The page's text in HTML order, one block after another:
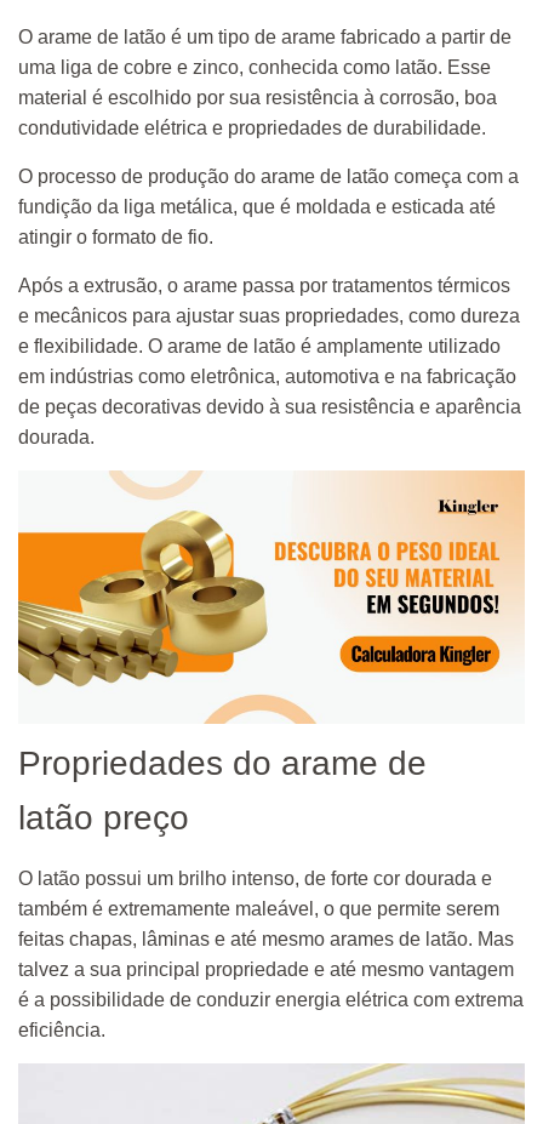
O arame de latão é um tipo de arame fabricado a partir de
uma liga de cobre e zinco, conhecida como latão. Esse
material é escolhido por sua resistência à corrosão, boa
condutividade elétrica e propriedades de durabilidade.
O processo de produção do arame de latão começa com a
fundição da liga metálica, que é moldada e esticada até
atingir o formato de fio.
Após a extrusão, o arame passa por tratamentos térmicos
e mecânicos para ajustar suas propriedades, como dureza
e flexibilidade. O arame de latão é amplamente utilizado
em indústrias como eletrônica, automotiva e na fabricação
de peças decorativas devido à sua resistência e aparência
dourada.
Propriedades do arame de
latão preço
O latão possui um brilho intenso, de forte cor dourada e
também é extremamente maleável, o que permite serem
feitas chapas, lâminas e até mesmo arames de latão. Mas
talvez a sua principal propriedade e até mesmo vantagem
é a possibilidade de conduzir energia elétrica com extrema
eficiência.